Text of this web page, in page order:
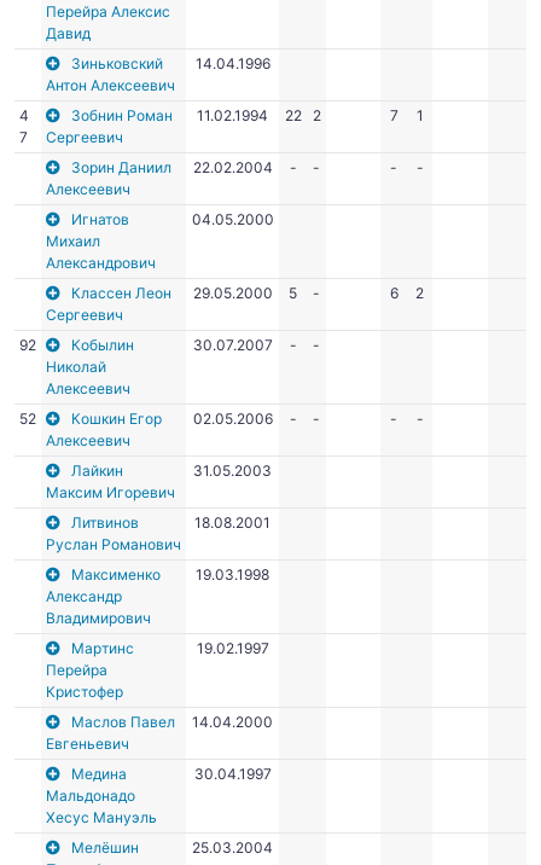
Перейра Алексис
Давид
Зиньковский
Антон Алексеевич
14.04.1996
4
7
Зобнин Роман
Сергеевич
11.02.1994 22 2 7 1
Зорин Даниил
Алексеевич
22.02.2004 - - - -
Игнатов
Михаил
Александрович
04.05.2000
Классен Леон
Сергеевич
29.05.2000 5 - 6 2
92
Кобылин
Николай
Алексеевич
30.07.2007 - -
52
Кошкин Егор
Алексеевич
02.05.2006 - - - -
Лайкин
Максим Игоревич
31.05.2003
Литвинов
Руслан Романович
18.08.2001
Максименко
Александр
Владимирович
19.03.1998
Мартинс
Перейра
Кристофер
19.02.1997
Маслов Павел
Евгеньевич
14.04.2000
Медина
Мальдонадо
Хесус Мануэль
30.04.1997
Мелёшин
25.03.2004